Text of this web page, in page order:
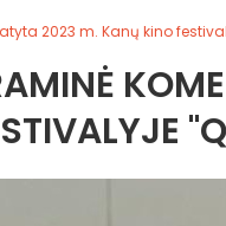
2023 m. Kanų kino